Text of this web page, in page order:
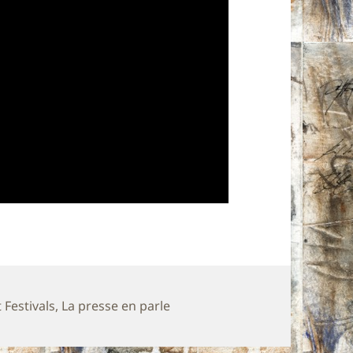
, La presse en parle